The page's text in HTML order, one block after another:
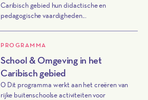
Caribisch gebied hun didactische en
pedagogische vaardigheden...
PROGRAMMA
School & Omgeving in het
Caribisch gebied
0 Dit programma werkt aan het creëren van
rijke buitenschoolse activiteiten voor